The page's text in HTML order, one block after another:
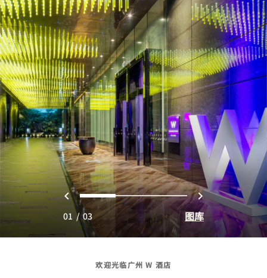
上一页
0 1 2 下一页
01 /03 图库
欢迎光临广州 W 酒店